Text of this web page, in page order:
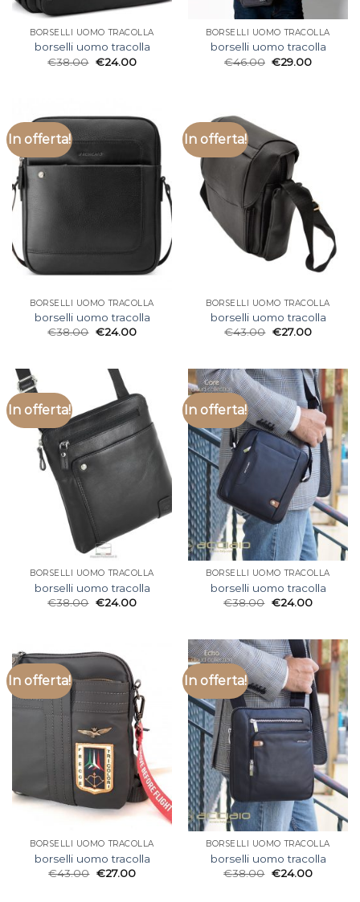
BORSELLI UOMO TRACOLLA
borselli uomo tracolla
€38.00 €24.00
BORSELLI UOMO TRACOLLA
borselli uomo tracolla
€46.00 €29.00
In offerta!
BORSELLI UOMO TRACOLLA
borselli uomo tracolla
€38.00 €24.00
In offerta!
BORSELLI UOMO TRACOLLA
borselli uomo tracolla
€43.00 €27.00
In offerta!
BORSELLI UOMO TRACOLLA
borselli uomo tracolla
€38.00 €24.00
In offerta!
BORSELLI UOMO TRACOLLA
borselli uomo tracolla
€38.00 €24.00
In offerta!
BORSELLI UOMO TRACOLLA
borselli uomo tracolla
€43.00 €27.00
In offerta!
BORSELLI UOMO TRACOLLA
borselli uomo tracolla
€38.00 €24.00